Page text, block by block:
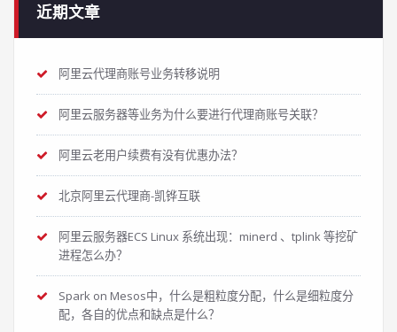
近期文章
阿里云代理商账号业务转移说明
阿里云服务器等业务为什么要进行代理商账号关联？
阿里云老用户续费有没有优惠办法？
北京阿里云代理商-凯铧互联
阿里云服务器ECS Linux 系统出现：minerd 、tplink 等挖矿
进程怎么办？
Spark on Mesos中，什么是粗粒度分配，什么是细粒度分
配，各自的优点和缺点是什么？